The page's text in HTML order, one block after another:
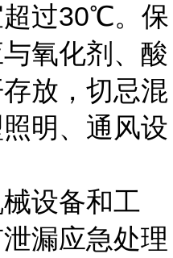
过30℃。保
氧化剂、酸
放，切忌混
明、通风设
设备和工
漏应急处理